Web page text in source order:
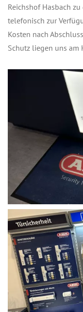
Reichshof Hasbach
telefonisch zur
Kosten nach
Schutz liegen uns am